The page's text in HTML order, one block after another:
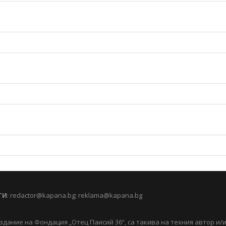
: redactor@kapana.bg; reklama@kapana.bg
на Фондация „Отец Паисий 36“, са такива на техния автор и/